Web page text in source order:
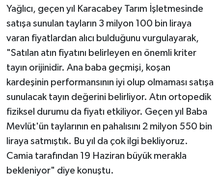
Yağlıcı, geçen yıl Karacabey Tarım İşletmesinde
satışa sunulan tayların 3 milyon 100 bin liraya
varan fiyatlardan alıcı bulduğunu vurgulayarak,
"Satılan atın fiyatını belirleyen en önemli kriter
tayın orijinidir. Ana baba geçmişi, koşan
kardeşinin performansının iyi olup olmaması satışa
sunulacak tayın değerini belirliyor. Atın ortopedik
fiziksel durumu da fiyatı etkiliyor. Geçen yıl Baba
Mevlüt'ün taylarının en pahalısını 2 milyon 550 bin
liraya satmıştık. Bu yıl da çok ilgi bekliyoruz.
Camia tarafından 19 Haziran büyük merakla
bekleniyor" diye konuştu.